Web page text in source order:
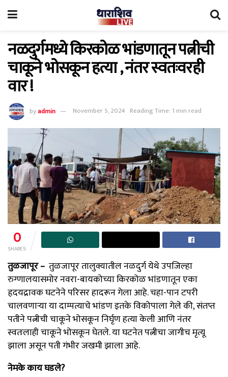
नळदुर्गमध्ये किरकोळ भांडणातून पत्नीची
चाकूने भोसकून हत्या , नंतर स्वतःवरही
वार !
byadmin November 5, 2024 Reading Time: 1 min read
0
SHARES
तुळजापूर – तुळजापूर तालुक्यातील नळदुर्ग येथे उपजिल्हा
रुग्णालयासमोर नवरा-बायकोच्या किरकोळ भांडणातून एका
हृदयद्रावक घटनेने परिसर हादरून गेला आहे. चहा-पान टपरी
चालवणाऱ्या या दाम्पत्याचे भांडण इतके विकोपाला गेले की, संतप्त
पतीने पत्नीची चाकूने भोसकून निर्घृण हत्या केली आणि नंतर
स्वतःलाही चाकूने भोसकून घेतले. या घटनेत पत्नीचा जागीच मृत्यू
झाला असून पती गंभीर जखमी झाला आहे.
नेमके काय घडले?